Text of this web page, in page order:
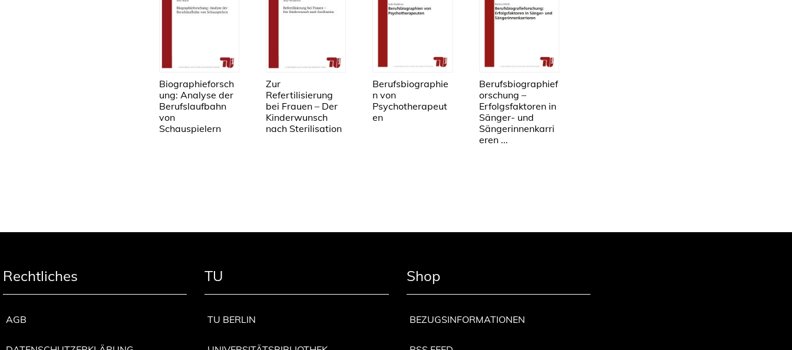
Biographieforsch
ung: Analyse der
Berufslaufbahn
von
Schauspielern
Zur
Refertilisierung
bei Frauen – Der
Kinderwunsch
nach Sterilisation
Berufsbiographie
n von
Psychotherapeut
en
Berufsbiographief
orschung –
Erfolgsfaktoren in
Sänger- und
Sängerinnenkarri
eren ...
Rechtliches
AGB
TU
TU BERLIN
Shop
BEZUGSINFORMATIONEN